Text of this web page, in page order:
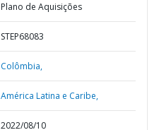
Plano de Aquisições
STEP68083
Colômbia,
América Latina e Caribe,
2022/08/10